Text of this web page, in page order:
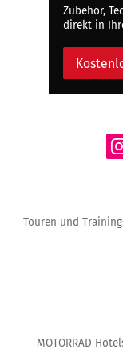
Zubehör,
direkt in
Touren und
MOTORRAD